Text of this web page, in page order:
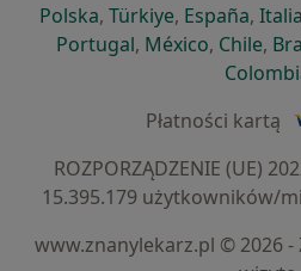
Polskaotwiera się w nowej
, Türkiyeotwiera się w
, España, Italia
Portugalotwiera się w
, Méxicootwiera
, Chile,
Płatności kartą
ROZPORZĄDZENIE (UE)
15.395.179 użytkowników/
www.znanylekarz.pl © 2026